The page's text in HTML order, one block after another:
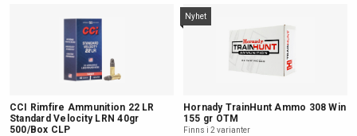
CCI Rimfire Ammunition 22 LR
Standard Velocity LRN 40gr
500/Box CLP
Nyhet
Hornady TrainHunt Ammo 308 Win
155 gr OTM
Finns i 2 varianter